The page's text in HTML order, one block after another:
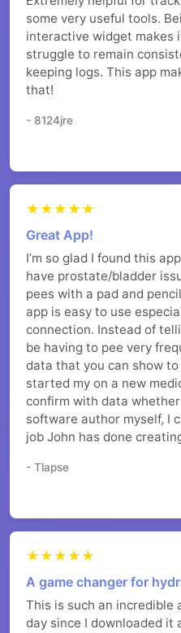
some very useful tools.
interactive widget makes
struggle to remain
keeping logs. This app
that!
- 8124jre
★★★★★
Great App!
I’m so glad I found this
have prostate/bladder
pees with a pad and
app is easy to use
connection. Instead of
be having to pee very
data that you can show
started my on a new
confirm with data
software author myself, I
job John has done
- Tlapse
★★★★★
A game changer for
This is such an incredible
day since I downloaded it